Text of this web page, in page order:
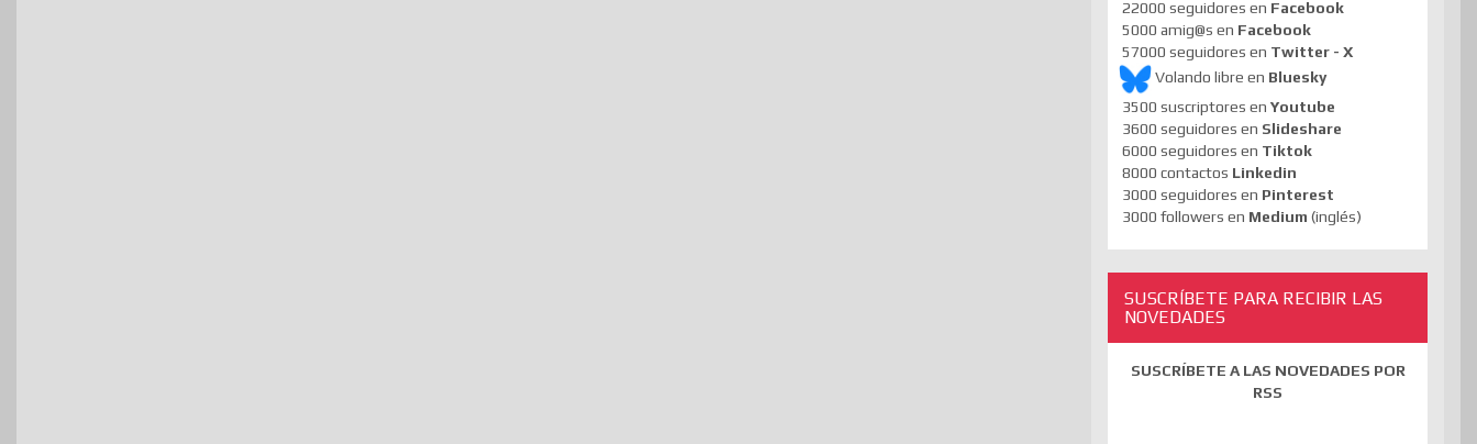
22000 seguidores en Facebook
5000 amig@s en Facebook
57000 seguidores en Twitter - X
Volando libre en Bluesky
3500 suscriptores en Youtube
3600 seguidores en Slideshare
6000 seguidores en Tiktok
8000 contactos Linkedin
3000 seguidores en Pinterest
3000 followers en Medium (inglés)
SUSCRÍBETE PARA RECIBIR LAS
NOVEDADES
SUSCRÍBETE A LAS NOVEDADES POR
RSS